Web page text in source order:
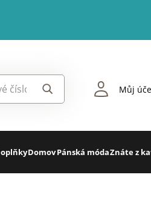
Můj
DomovPánská módaZnáte z